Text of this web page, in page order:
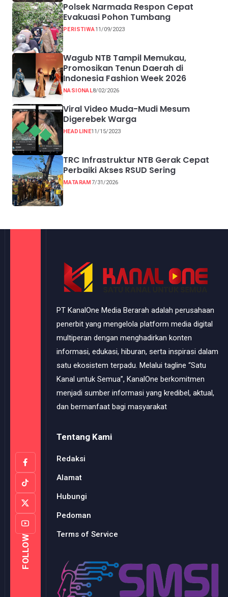
Polsek Narmada Respon Cepat
Evakuasi Pohon Tumbang
PERISTIWA11/09/2023
Wagub NTB Tampil Memukau,
Promosikan Tenun Daerah di
Indonesia Fashion Week 2026
NASIONAL8/02/2026
Viral Video Muda-Mudi Mesum
Digerebek Warga
HEADLINE11/15/2023
TRC Infrastruktur NTB Gerak Cepat
Perbaiki Akses RSUD Sering
MATARAM7/31/2026
FOLLOW
PT KanalOne Media Berarah adalah perusahaan
penerbit yang mengelola platform media digital
multiperan dengan menghadirkan konten
informasi, edukasi, hiburan, serta inspirasi dalam
satu ekosistem terpadu. Melalui tagline “Satu
Kanal untuk Semua”, KanalOne berkomitmen
menjadi sumber informasi yang kredibel, aktual,
dan bermanfaat bagi masyarakat
Tentang Kami
Redaksi
Alamat
Hubungi
Pedoman
Terms of Service